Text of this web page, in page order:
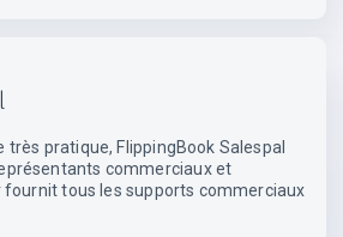
pratique, FlippingBook Salespal
commerciaux et
fournit tous les supports commerciaux